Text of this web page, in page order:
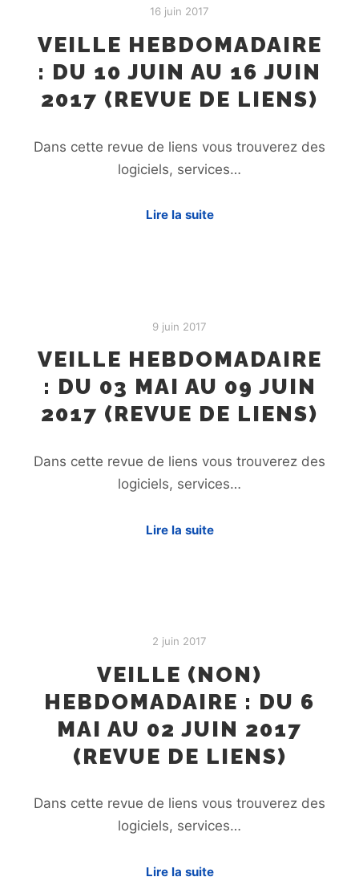
16 juin 2017
VEILLE HEBDOMADAIRE
: DU 10 JUIN AU 16 JUIN
2017 (REVUE DE LIENS)
Dans cette revue de liens vous trouverez des
logiciels, services…
Lire la suite
9 juin 2017
VEILLE HEBDOMADAIRE
: DU 03 MAI AU 09 JUIN
2017 (REVUE DE LIENS)
Dans cette revue de liens vous trouverez des
logiciels, services…
Lire la suite
2 juin 2017
VEILLE (NON)
HEBDOMADAIRE : DU 6
MAI AU 02 JUIN 2017
(REVUE DE LIENS)
Dans cette revue de liens vous trouverez des
logiciels, services…
Lire la suite